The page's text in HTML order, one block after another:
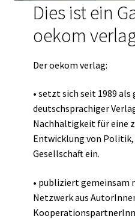
Dies ist ein
oekom
Der oekom verlag:
• setzt sich seit 1989
deutschsprachiger
Nachhaltigkeit für eine
Entwicklung von
Gesellschaft ein.
• publiziert gemeinsam
Netzwerk aus